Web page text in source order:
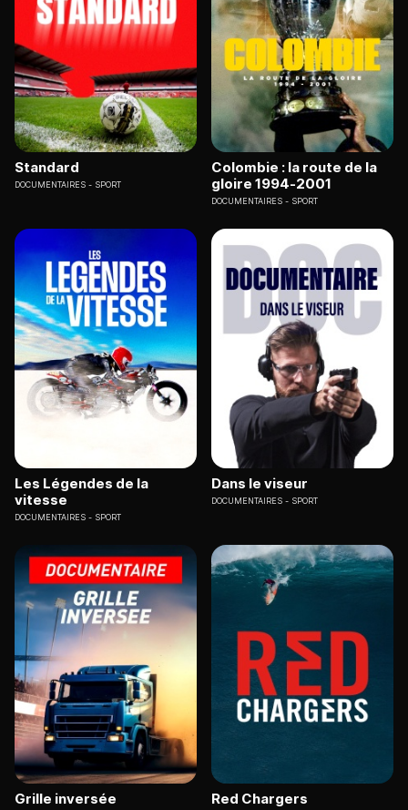
Standard
DOCUMENTAIRES SPORT
Colombie : la route de la
gloire 1994-2001
DOCUMENTAIRES SPORT
Les Légendes de la
vitesse
DOCUMENTAIRES SPORT
Dans le viseur
DOCUMENTAIRES SPORT
Grille inversée Red Chargers